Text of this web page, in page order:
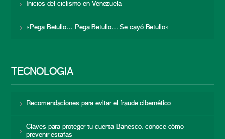
Inicios del ciclismo en Venezuela
«Pega Betulio… Pega Betulio… Se cayó Betulio»
TECNOLOGÍA
Recomendaciones para evitar el fraude cibernético
Claves para proteger tu cuenta Banesco: conoce cómo
prevenir estafas